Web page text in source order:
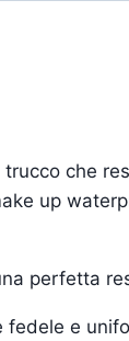
che
up
perfetta
e